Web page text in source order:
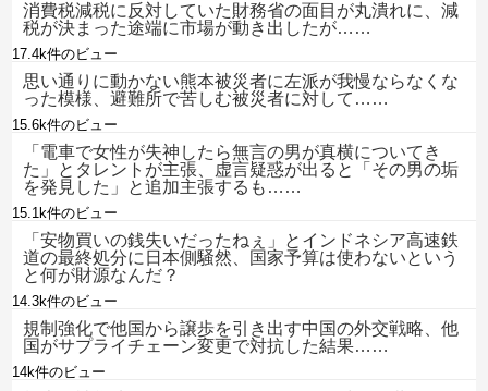
消費税減税に反対していた財務省の面目が丸潰れに、減
税が決まった途端に市場が動き出したが……
17.4k件のビュー
思い通りに動かない熊本被災者に左派が我慢ならなくな
った模様、避難所で苦しむ被災者に対して……
15.6k件のビュー
「電車で女性が失神したら無言の男が真横についてき
た」とタレントが主張、虚言疑惑が出ると「その男の垢
を発見した」と追加主張するも……
15.1k件のビュー
「安物買いの銭失いだったねぇ」とインドネシア高速鉄
道の最終処分に日本側騒然、国家予算は使わないという
と何が財源なんだ？
14.3k件のビュー
規制強化で他国から譲歩を引き出す中国の外交戦略、他
国がサプライチェーン変更で対抗した結果……
14k件のビュー